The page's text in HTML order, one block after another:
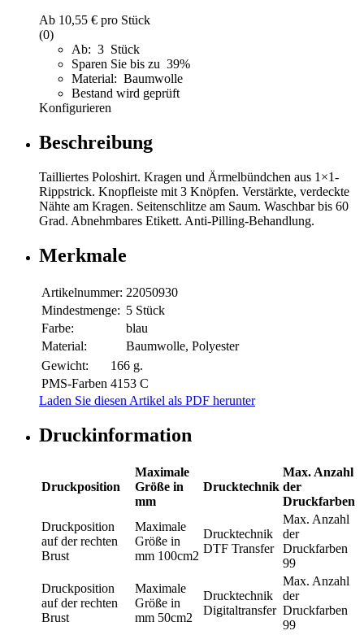
Ab 10,55 € pro Stück
(0)
Ab: 3 Stück
Sparen Sie bis zu 39%
Material: Baumwolle
Bestand wird geprüft
Konfigurieren
Beschreibung
Tailliertes Poloshirt. Kragen und Ärmelbündchen aus 1×1-
Rippstrick. Knopfleiste mit 3 Knöpfen. Verstärkte, verdeckte
Nähte am Kragen. Seitenschlitze am Saum. Waschbar bis 60
Grad. Abnehmbares Etikett. Anti-Pilling-Behandlung.
Merkmale
Artikelnummer: 22050930
Mindestmenge: 5 Stück
Farbe:
blau
Material:
Baumwolle, Polyester
Gewicht:
166 g.
PMS-Farben 4153 C
Laden Sie diesen Artikel als PDF herunter
Druckinformation
Druckposition
Maximale
Größe in
mm
Drucktechnik
Max. Anzahl
der
Druckfarben
Druckposition
auf der rechten
Brust
Maximale
Größe in
mm 100cm2
Drucktechnik
DTF Transfer
Max. Anzahl
der
Druckfarben
99
Druckposition
auf der rechten
Brust
Maximale
Größe in
mm 50cm2
Drucktechnik
Digitaltransfer
Max. Anzahl
der
Druckfarben
99